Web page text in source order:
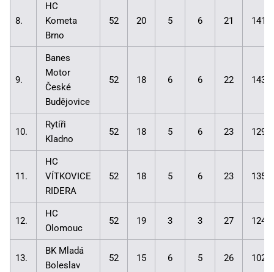
8.
HC
Kometa
Brno
52 20 5 6 21
9.
Banes
Motor
České
Budějovice
52 18 6 6 22
10.
Rytíři
Kladno
52 18 5 6 23
11.
HC
VÍTKOVICE
RIDERA
52 18 5 6 23
12.
HC
Olomouc
52 19 3 3 27
13.
BK Mladá
Boleslav
52 15 6 5 26